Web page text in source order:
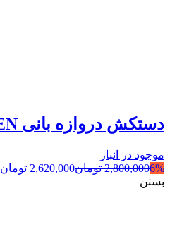
دستکش دروازه بانی IILEVEN
موجود در انبار
6%
2,800,000 تومان2,620,000 تومان
بستن